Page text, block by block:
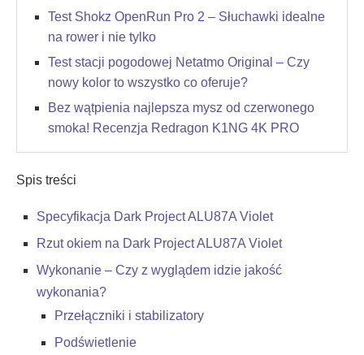
Test Shokz OpenRun Pro 2 – Słuchawki idealne
na rower i nie tylko
Test stacji pogodowej Netatmo Original – Czy
nowy kolor to wszystko co oferuje?
Bez wątpienia najlepsza mysz od czerwonego
smoka! Recenzja Redragon K1NG 4K PRO
Spis treści
Specyfikacja Dark Project ALU87A Violet
Rzut okiem na Dark Project ALU87A Violet
Wykonanie – Czy z wyglądem idzie jakość
wykonania?
Przełączniki i stabilizatory
Podświetlenie